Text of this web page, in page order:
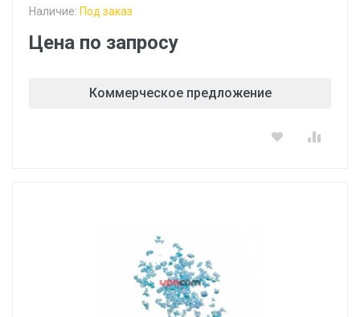
Наличие: Под заказ
Цена по запросу
Коммерческое предложение